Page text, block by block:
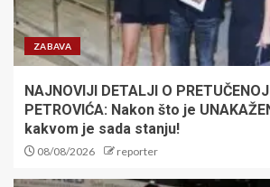
Pet dana do
prvenstva:
bokserski
ZABAVA
NAJNOVIJI DETALJI O
PETROVIĆA: Nakon što je
kakvom je sada stanju!
08/08/2026 reporter